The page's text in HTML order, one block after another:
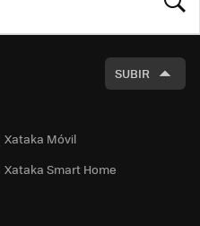
SUBIR
Xataka Móvil
Xataka Smart Home